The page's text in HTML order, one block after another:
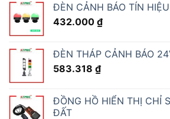
ĐÈN CẢNH BÁO TÍN
432.000 ₫
ĐÈN THÁP CẢNH BÁO
583.318 ₫
ĐỒNG HỒ HIỂN THỊ CHỈ
ĐẤT